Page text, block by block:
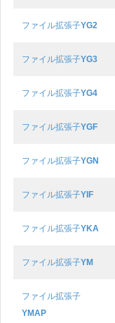
ファイル拡張子YG2
ファイル拡張子YG3
ファイル拡張子YG4
ファイル拡張子YGF
ファイル拡張子YGN
ファイル拡張子YIF
ファイル拡張子YKA
ファイル拡張子YM
ファイル拡張子
YMAP